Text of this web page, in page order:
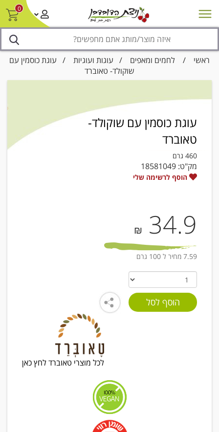
0
מבצעים סניפים צור קשר/ביטול הזמנה
ראשי / לחמים ומאפים / עוגות ועוגיות / עוגת כוסמין עם
שוקולד- טאוברד
עוגת כוסמין עם שוקולד-
טאוברד
460 גרם
מק"ט: 18581049
הוסף לרשימה שלי
34.9
₪
7.59 מחיר ל 100 גרם
לכל מוצרי טאוברד לחץ כאן